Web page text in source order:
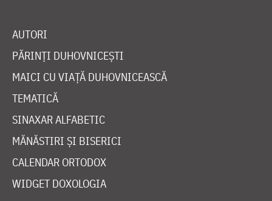
AUTORI
PĂRINȚI DUHOVNICEȘTI
MAICI CU VIAȚĂ DUHOVNICEASCĂ
TEMATICĂ
SINAXAR ALFABETIC
MĂNĂSTIRI ȘI BISERICI
CALENDAR ORTODOX
WIDGET DOXOLOGIA